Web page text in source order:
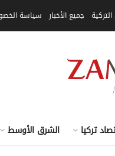
جميع الأخبار سياسة
تركيا الشرق الأوسط